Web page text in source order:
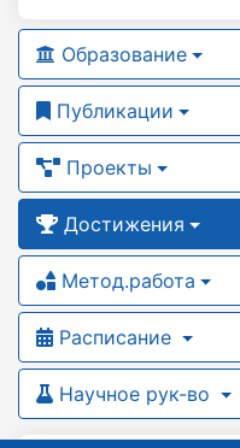
Образование
Публикации
Проекты
Достижения
Метод.работа
Расписание
Научное рук-во